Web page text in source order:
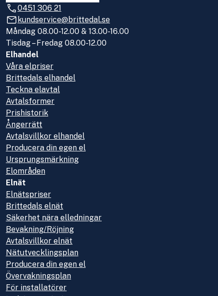
0451 306 21
kundservice@brittedal.se
Måndag 08.00-12.00 & 13.00-16.00
Tisdag – Fredag 08.00-12.00
Elhandel
Våra elpriser
Brittedals elhandel
Teckna elavtal
Avtalsformer
Prishistorik
Ångerrätt
Avtalsvillkor elhandel
Producera din egen el
Ursprungsmärkning
Elområden
Elnät
Elnätspriser
Brittedals elnät
Säkerhet nära elledningar
Bevakning/Röjning
Avtalsvillkor elnät
Nätutvecklingsplan
Producera din egen el
Övervakningsplan
För installatörer